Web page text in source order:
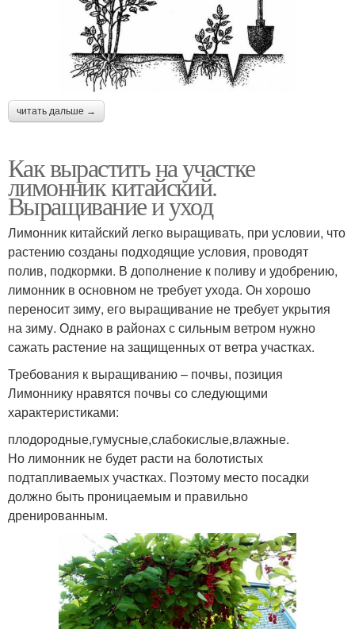
читать дальше →
Как вырастить на участке
лимонник китайский.
Выращивание и уход
Лимонник китайский легко выращивать, при условии, что
растению созданы подходящие условия, проводят
полив, подкормки. В дополнение к поливу и удобрению,
лимонник в основном не требует ухода. Он хорошо
переносит зиму, его выращивание не требует укрытия
на зиму. Однако в районах с сильным ветром нужно
сажать растение на защищенных от ветра участках.
Требования к выращиванию – почвы, позиция
Лимоннику нравятся почвы со следующими
характеристиками:
плодородные,гумусные,слабокислые,влажные.
Но лимонник не будет расти на болотистых
подтапливаемых участках. Поэтому место посадки
должно быть проницаемым и правильно
дренированным.